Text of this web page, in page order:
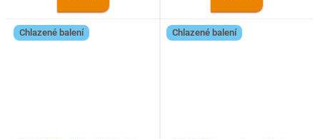
Chlazené balení Chlazené balení